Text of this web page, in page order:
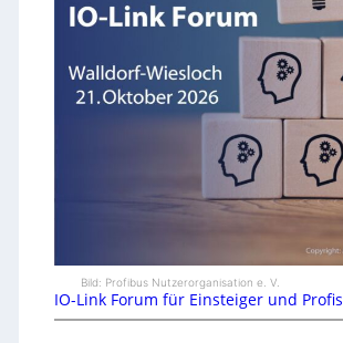
Bild: Profibus Nutzerorganisation e. V.
IO-Link Forum für Einsteiger und Profis